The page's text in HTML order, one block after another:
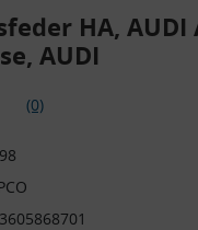
HA, AUDI
AUDI
(0)